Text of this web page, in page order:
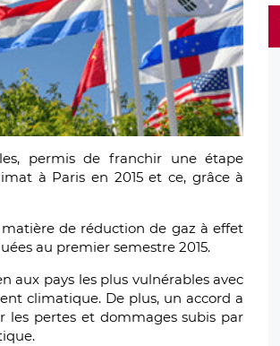
permis de franchir une étape
à Paris en 2015 et ce, grâce à
de réduction de gaz à effet
au premier semestre 2015.
aux pays les plus vulnérables avec
climatique. De plus, un accord a
les pertes et dommages subis par